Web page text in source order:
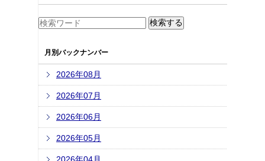
月別バックナンバー
2026年08月
2026年07月
2026年06月
2026年05月